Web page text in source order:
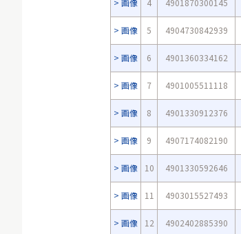
画像 4 4901870300145
画像 5 4904730842939
画像 6 4901360334162
画像 7 4901005511118
画像 8 4901330912376
画像 9 4907174082190
画像 10 4901330592646
画像 11 4903015527493
画像 12 4902402885390